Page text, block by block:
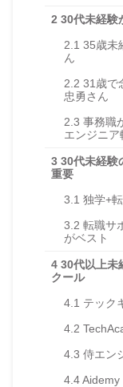
2 30代未経験
2.1 35歳未
ん
2.2 31歳で
忠勇さん
2.3 事務職
エンジニ
3 30代未経験
重要
3.1 独学+
3.2 転職サ
がベスト
4 30代以上未
クール
4.1 テック
4.2
4.3 侍エン
4.4Aidemy